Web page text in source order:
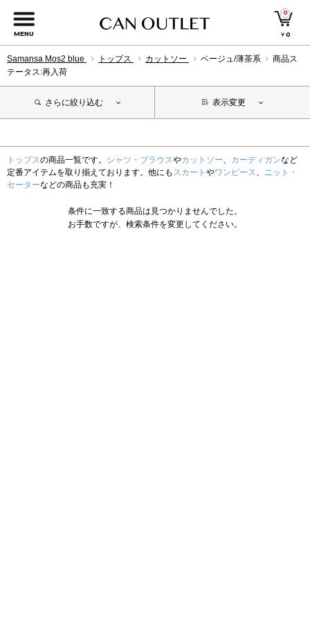
MENU
0
￥0
Samansa Mos2 blue トップス カットソー ベージュ/薄茶系
商品ス
テータス:再入荷
さらに絞り込む 表示変更
トップスの商品一覧です。 シャツ・ブラウスやカットソー、 カーディガンなど
定番アイテムを取り揃えております。他にも スカート やワンピース、 ニット・
セーターなどの商品も充実！
条件に一致する商品は見つかりませんでした。
お手数ですが、検索条件を変更してください。